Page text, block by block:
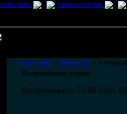
животные
тайны истории
UfoLeaks » Новости »
Величайшая угроза
Опубликовано: 23-08-2014,